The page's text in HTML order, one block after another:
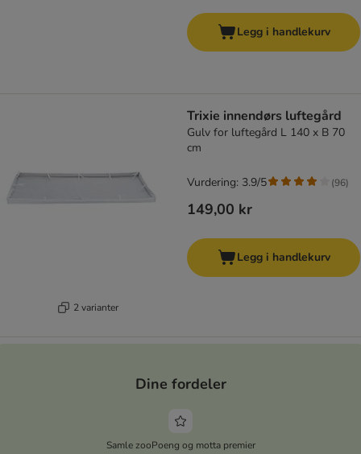
Legg i handlekurv
2 varianter
Trixie innendørs luftegård
Gulv for luftegård L 140 x B 70
cm
149,00 kr
Vurdering: 3.9/5 (96)
Legg i handlekurv
Dine fordeler
Samle zooPoeng og motta premier